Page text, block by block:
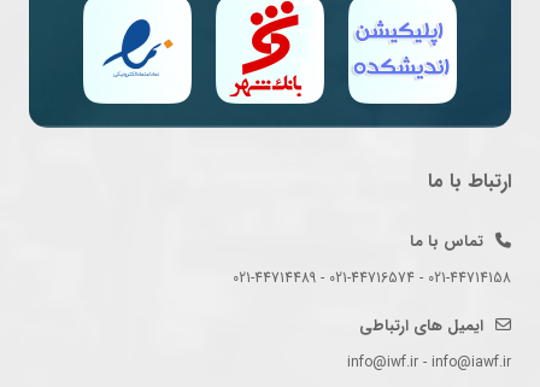
ارتباط با ما
تماس با ما
021-44714158 - 021-44716574 - 021-44714489
ایمیل های ارتباطی
info@iwf.ir - info@iawf.ir